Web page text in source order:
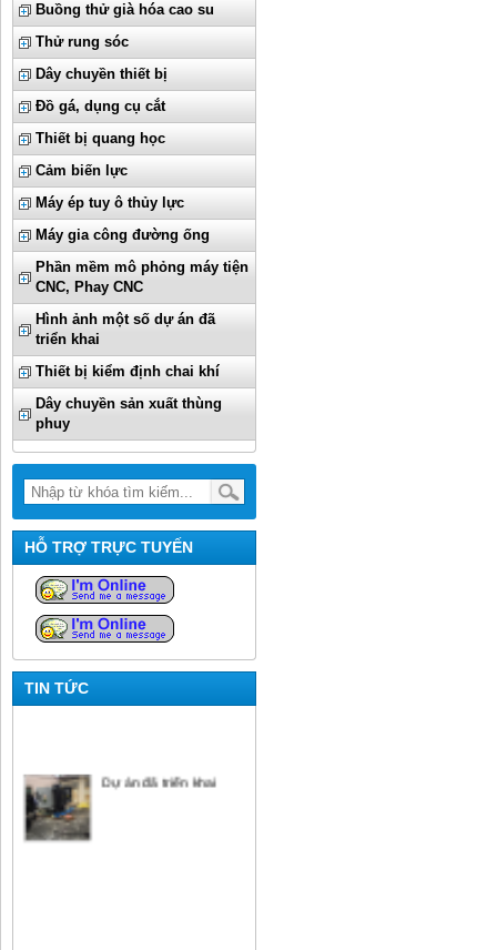
Buồng thử già hóa cao su
Thử rung sóc
Dây chuyền thiết bị
Đồ gá, dụng cụ cắt
Thiết bị quang học
Cảm biến lực
Máy ép tuy ô thủy lực
Máy gia công đường ống
Phần mềm mô phỏng máy tiện
CNC, Phay CNC
Hình ảnh một số dự án đã
triển khai
Thiết bị kiểm định chai khí
Dây chuyền sản xuất thùng
phuy
HỖ TRỢ TRỰC TUYẾN
TIN TỨC